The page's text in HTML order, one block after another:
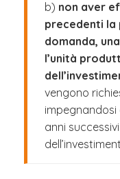
b) non aver
precedenti la
domanda,
l’unità
vengono
anni